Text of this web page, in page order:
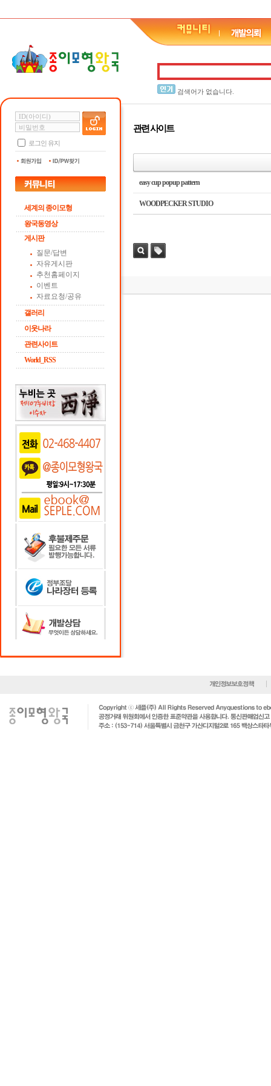
검색어가 없습니다.
로그인 유지
세계의 종이모형
왕국동영상
게시판
질문/답변
자유게시판
추천홈페이지
이벤트
자료요청/공유
갤러리
이웃나라
관련사이트
World_RSS
관련 사이트
easy cup popup pattern
WOODPECKER STUDIO